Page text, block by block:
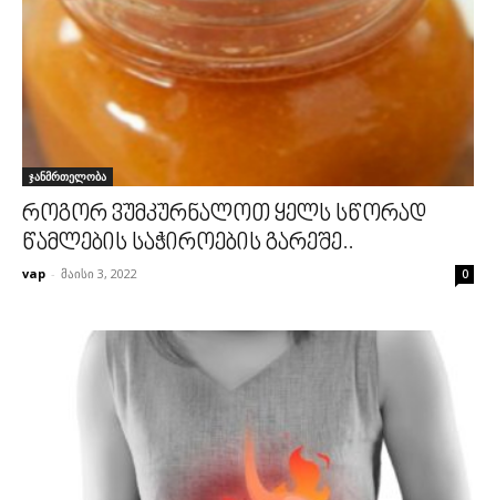
ჯანმრთელობა
როგორ ვუმკურნალოთ ყელს სწორად
წამლების საჭიროების გარეშე..
vap - მაისი 3, 2022 0